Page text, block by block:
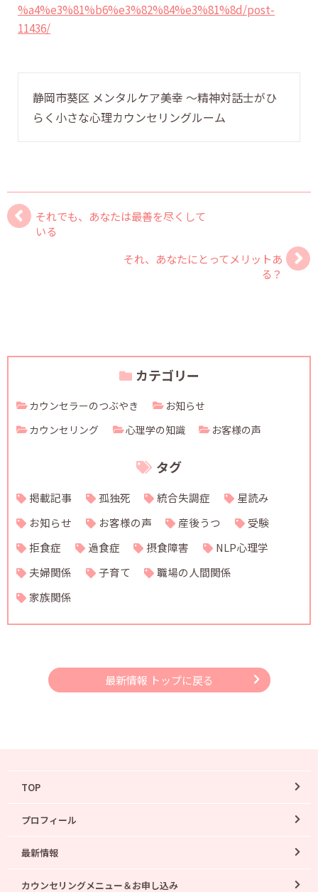
%a4%e3%81%b6%e3%82%84%e3%81%8d/post-
11436/
静岡市葵区 メンタルケア美幸 〜精神対話士がひ
らく小さな心理カウンセリングルーム
それでも、あなたは最善を尽くして
いる
それ、あなたにとってメリットあ
る？
カテゴリー
カウンセラーのつぶやき
お知らせ
カウンセリング
心理学の知識 お客様の声
タグ
掲載記事 孤独死 統合失調症
星読み
お知らせ
お客様の声 産後うつ
受験
拒食症
過食症 摂食障害
NLP心理学
夫婦関係
子育て
職場の人間関係
家族関係
最新情報 トップに戻る
TOP
プロフィール
最新情報
カウンセリングメニュー＆お申し込み